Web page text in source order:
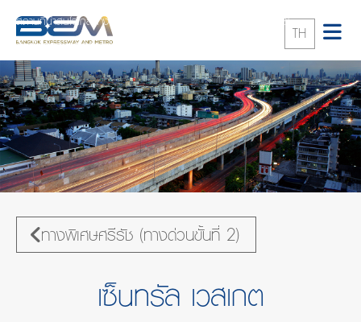
TH
สถานที่น่าสนใจใกล้ทางพิเศษ
ทางพิเศษศรีรัช (ทางด่วนขั้นที่ 2)
เซ็นทรัล เวสเกต
ทางพิเศษศรีรัช (ทางด่วนขั้นที่ 2)
เซ็นทรัล เวสเกต